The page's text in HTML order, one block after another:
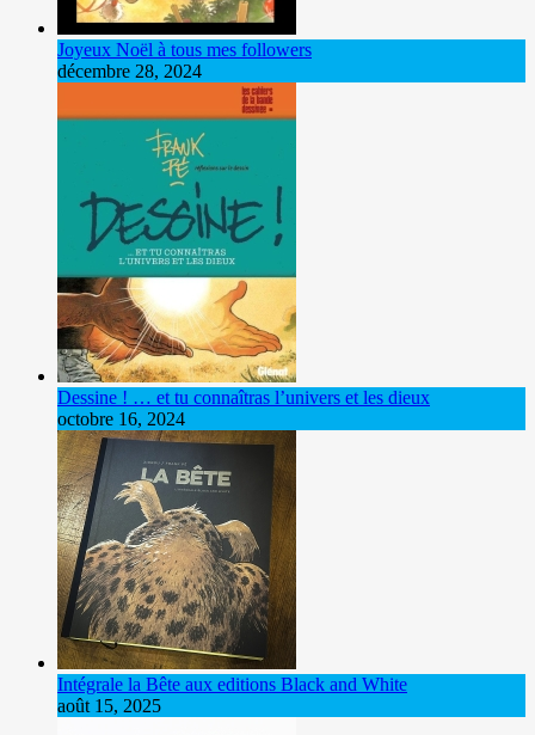
Joyeux Noël à tous mes followers
décembre 28, 2024
Dessine ! … et tu connaîtras l’univers et les dieux
octobre 16, 2024
Intégrale la Bête aux editions Black and White
août 15, 2025